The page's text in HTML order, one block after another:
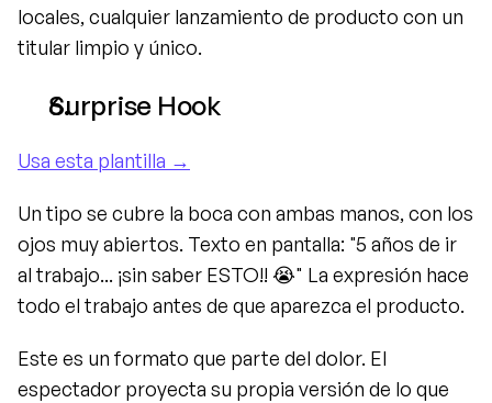
locales, cualquier lanzamiento de producto con un
titular limpio y único.
Surprise Hook
Usa esta plantilla →
Un tipo se cubre la boca con ambas manos, con los
ojos muy abiertos. Texto en pantalla: "5 años de ir
al trabajo... ¡sin saber ESTO!! 😭" La expresión hace
todo el trabajo antes de que aparezca el producto.
Este es un formato que parte del dolor. El
espectador proyecta su propia versión de lo que